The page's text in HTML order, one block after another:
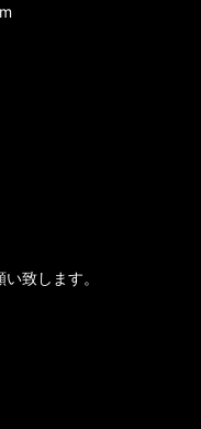
致します。